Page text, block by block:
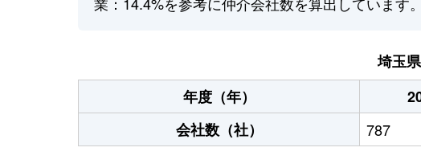
埼玉
年度（年）
会社数（社）
787